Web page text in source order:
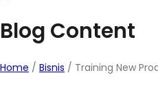
Blog Content
Home / Bisnis / Training New